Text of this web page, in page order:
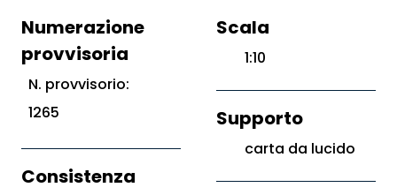
Numerazione
provvisoria
N. provvisorio:
1265
Consistenza
Scala
1:10
Supporto
carta da lucido